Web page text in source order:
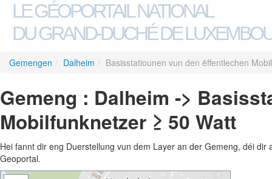
LE GÉOPORTAIL NATIONAL
DU GRAND-DUCHÉ DE
Gemengen / Dalheim / Basisstatiounen vun den ëffentlechen
Gemeng : Dalheim ->
Mobilfunknetzer ≥ 50 Watt
Hei fannt dir eng Duerstellung vun dem Layer an der Gemeng, déi
Geoportal.